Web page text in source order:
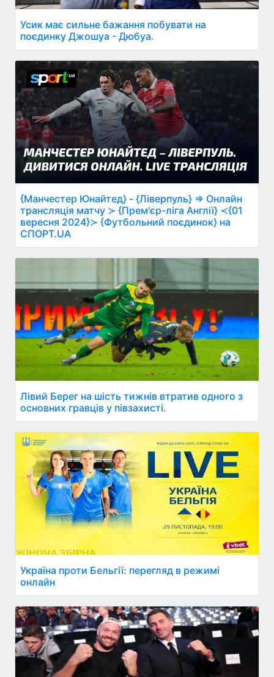
Усик має сильне бажання побувати на
поєдинку Джошуа - Дюбуа.
{Манчестер Юнайтед} - {Ліверпуль} ⇒ Онлайн
трансляція матчу ≻ {Прем'єр-ліга Англії} ≺{01
вересня 2024}≻ {Футбольний поєдинок} на
СПОРТ.UA
Лівий Берег на шість тижнів втратив одного з
основних гравців у півзахисті.
Україна проти Бельгії: перегляд в режимі
онлайн